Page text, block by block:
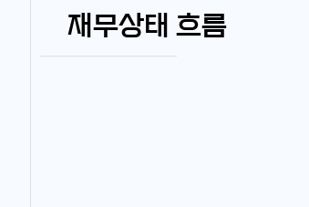
재무상태 흐름